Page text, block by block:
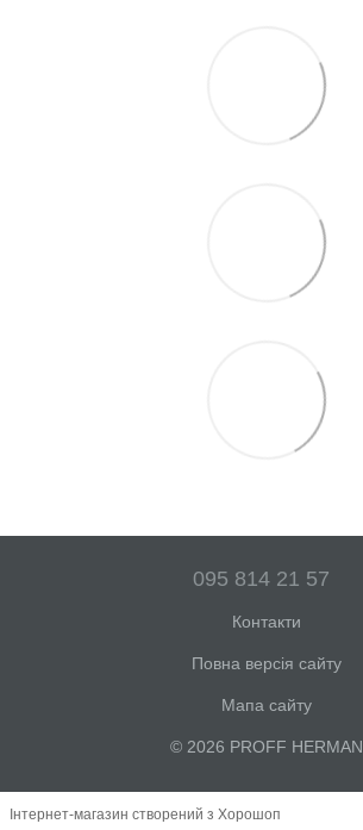
095 814 21 57
Контакти
Повна версія сайту
Мапа сайту
© 2026 PROFF HERMAN
Інтернет-магазин створений з Хорошоп